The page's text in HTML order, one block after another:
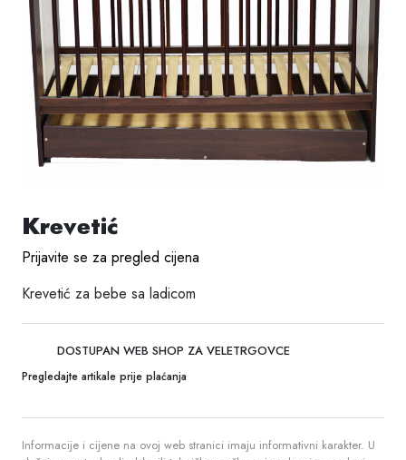
Krevetić
Prijavite se za pregled cijena
Krevetić za bebe sa ladicom
DOSTUPAN WEB SHOP ZA VELETRGOVCE
Pregledajte artikale prije plaćanja
Informacije i cijene na ovoj web stranici imaju informativni karakter. U